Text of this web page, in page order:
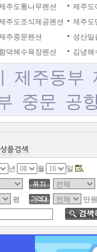
주도통나무펜션
제주도
주도조식제공펜션
제주도
주중문펜션
성산일
함덕해수욕장펜션 김녕해
제주동부
중문 공
년 월 일
평 만